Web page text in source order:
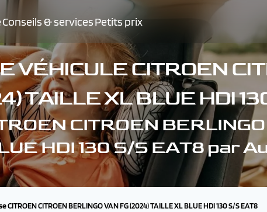
Conseils & servicesPetits prix
VÉHICULE CITROEN
TAILLE XL BLUE HDI
CITROEN
HDI 130 S/S EAT8 par
CITROEN CITROEN BERLINGO VAN FG (2024) TAILLE XL BLUE HDI 130 S/S EAT8